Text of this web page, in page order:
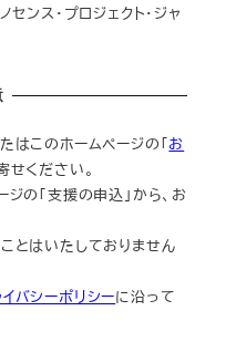
ンス・プロジェクト・ジャ
はこのホームページの「お
せください。
の「支援の申込」から、お
とはいたしておりません
バシーポリシーに沿って